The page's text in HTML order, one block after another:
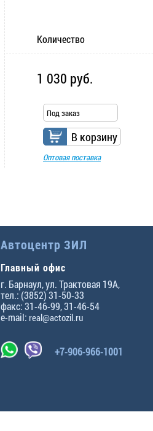
Количество
1 030 руб.
Под заказ
В корзину
Оптовая поставка
Автоцентр ЗИЛ
Главный офис
г. Барнаул,ул. Трактовая 19А,
тел.: (3852) 31-50-33
факс:31-46-99,31-46-54
e-mail: real@actozil.ru
+7-906-966-1001